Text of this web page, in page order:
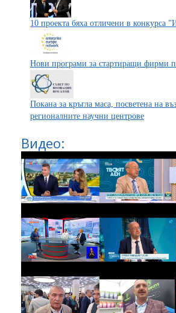
10 проекта бяха отличени в конкурса
Нови програми за стартиращи фирми
Покана за кръгла маса, посветена на
регионалните научни центрове
Видео: